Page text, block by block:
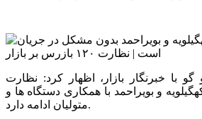
با خبرنگار بازار، اظهار کرد: نظارت
و بویراحمد با همکاری دستگاه ها و
متولیان ادامه دارد.